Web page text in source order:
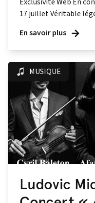
17 juillet Véritable
En savoir plus
MUSIQUE
Ludovic